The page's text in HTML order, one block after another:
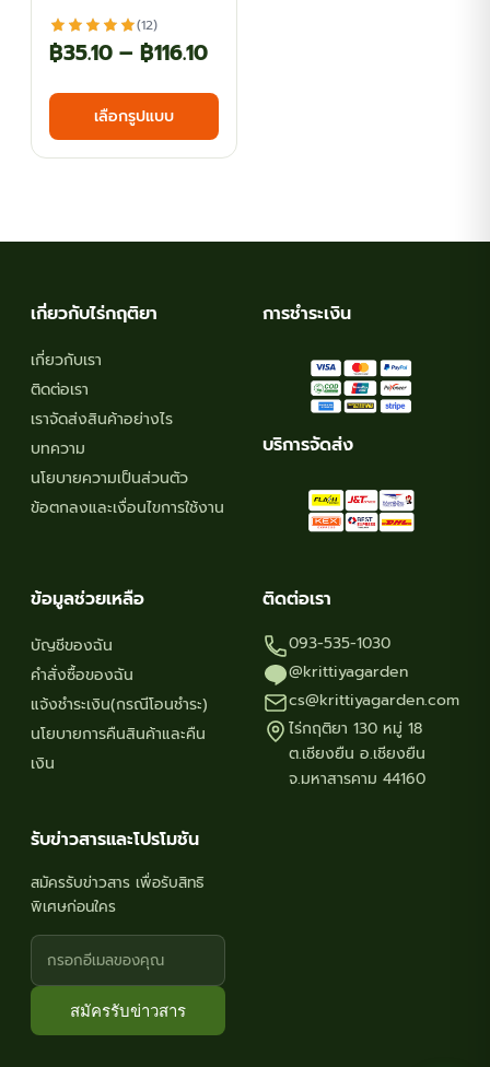
(12)
฿35.10 – ฿116.10Price
range:
through
เลือกรูปแบบ
This
has
The
product
เกี่ยวกับไร่กฤติยา
เกี่ยวกับเรา
ติดต่อเรา
เราจัดส่งสินค้าอย่างไร
บทความ
นโยบายความเป็นส่วนตัว
ข้อตกลงและเงื่อนไขการใช้งาน
การชำระเงิน
บริการจัดส่ง
ข้อมูลช่วยเหลือ
บัญชีของฉัน
คำสั่งซื้อของฉัน
แจ้งชำระเงิน(กรณีโอนชำระ)
นโยบายการคืนสินค้าและคืน
เงิน
ติดต่อเรา
093-535-1030
@krittiyagarden
cs@krittiyagarden.com
ไร่กฤติยา 130 หมู่ 18
ต.เชียงยืน อ.เชียงยืน
จ.มหาสารคาม 44160
รับข่าวสารและโปรโมชัน
สมัครรับข่าวสาร เพื่อรับสิทธิ
พิเศษก่อนใคร
สมัครรับข่าวสาร